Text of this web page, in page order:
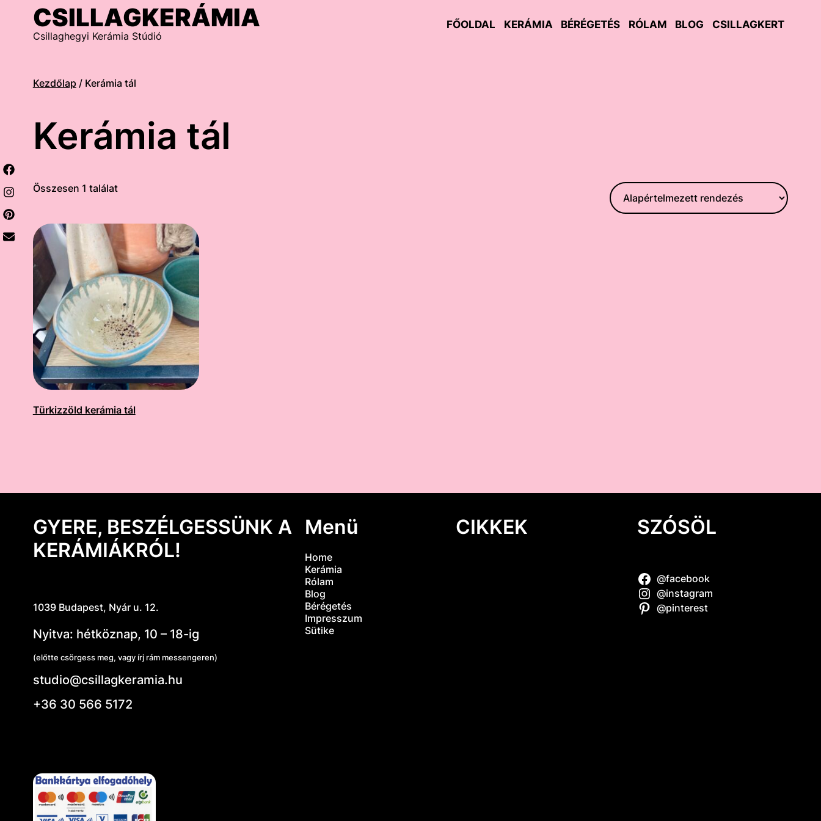
contentCSILLAGKERÁMIA
Csillaghegyi Kerámia Stúdió
FŐOLDAL KERÁMIA BÉRÉGETÉS RÓLAM BLOG CSILLAGKERT
Kezdőlap / Kerámia tál
Kerámia tál
Összesen 1 találat
Türkizzöld kerámia tál
GYERE, BESZÉLGESSÜNK A
KERÁMIÁKRÓL!
1039 Budapest, Nyár u. 12.
Nyitva: hétköznap, 10 – 18-ig
(előtte csörgess meg, vagy írj rám messengeren)
studio@csillagkeramia.hu
+36 30 566 5172
Menü
Home
Kerámia
Rólam
Blog
Bérégetés
Impresszum
Sütike
CIKKEK SZÓSÖL
@facebook
@instagram
@pinterest